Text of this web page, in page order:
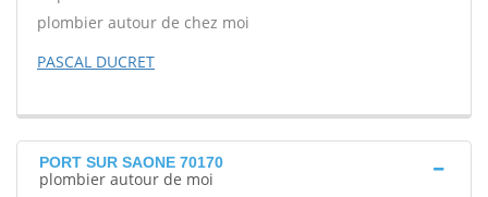
plombier autour de chez moi
PASCAL DUCRET
PORT SUR SAONE 70170
plombier autour de moi